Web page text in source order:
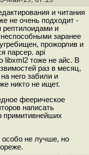
и читания
не очень подходит -
рептилоидами и
заранее
прожорлив и
парсер. api
libxml2 тоже не айс. В
раз в месяц,
него забили и
никто не ищет.
феерическое
написать
примитивнейших
особо не лучше, но